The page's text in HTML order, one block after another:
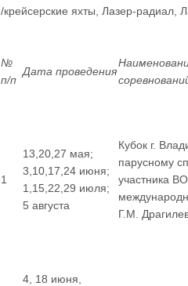
/крейсерские яхты, Лазер-радиал,
№
п/п
Дата проведения
1
13,20,27 мая;
3,10,17,24 июня;
1,15,22,29 июля;
5 августа
Кубок г.
парусному
участника
Г.М.
4, 18 июня,